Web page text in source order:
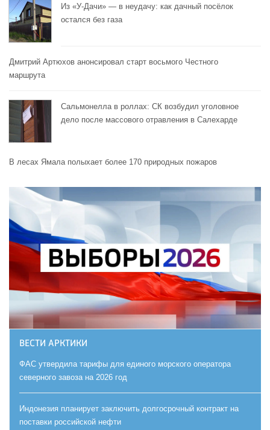
Из «У-Дачи» — в неудачу: как дачный посёлок
остался без газа
Дмитрий Артюхов анонсировал старт восьмого Честного
маршрута
Сальмонелла в роллах: СК возбудил уголовное
дело после массового отравления в Салехарде
В лесах Ямала полыхает более 170 природных пожаров
ВЕСТИ АРКТИКИ
ФАС утвердила тарифы для единого морского оператора
северного завоза на 2026 год
Индонезия планирует заключить долгосрочный контракт на
поставки российской нефти